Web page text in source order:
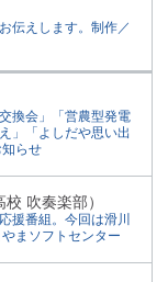
伝えします。制作／
換会」「営農型発電
」「よしだや思い出
らせ
吹奏楽部）
援番組。今回は滑川
まソフトセンター